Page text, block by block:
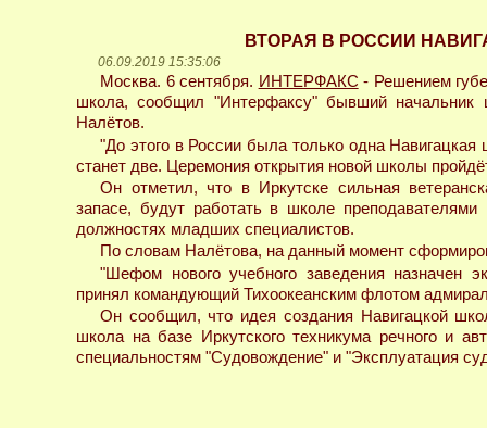
ВТОРАЯ В РОССИИ
06.09.2019 15:35:06
Москва. 6 сентября. ИНТЕРФАКС - Решением
школа, сообщил "Интерфаксу" бывший начальник
Налётов.
"До этого в России была только одна Навигацкая
станет две. Церемония открытия новой школы
Он отметил, что в Иркутске сильная
запасе, будут работать в школе
должностях младших специалистов.
По словам Налётова, на данный момент
"Шефом нового учебного заведения назначен
принял командующий Тихоокеанским флотом
Он сообщил, что идея создания Навигацкой
школа на базе Иркутского техникума речного и
специальностям "Судовождение" и "Эксплуатация